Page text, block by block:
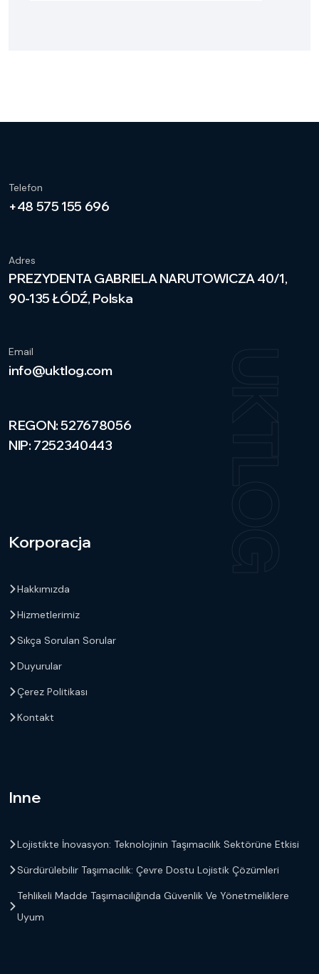
Telefon
+48 575 155 696
Adres
PREZYDENTA GABRIELA NARUTOWICZA 40/1,
90-135 ŁÓDŹ, Polska
Email
info@uktlog.com
REGON: 527678056
NIP: 7252340443
Korporacja
Hakkımızda
Hizmetlerimiz
Sıkça Sorulan Sorular
Duyurular
Çerez Politikası
Kontakt
Inne
Lojistikte İnovasyon: Teknolojinin Taşımacılık Sektörüne Etkisi
Sürdürülebilir Taşımacılık: Çevre Dostu Lojistik Çözümleri
Tehlikeli Madde Taşımacılığında Güvenlik Ve Yönetmeliklere
Uyum